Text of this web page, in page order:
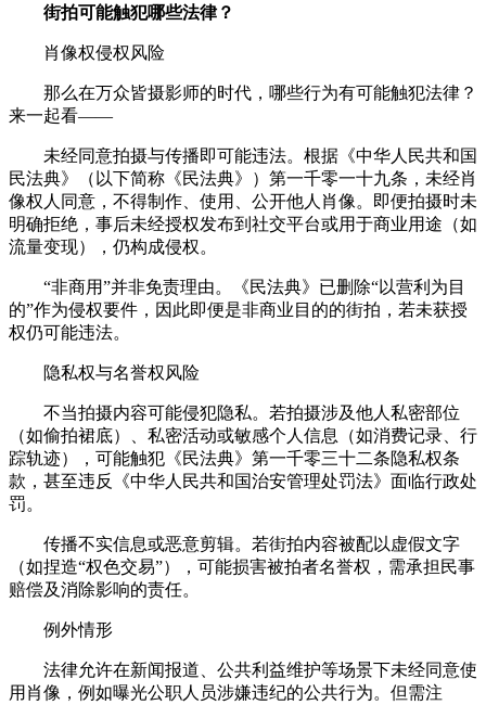
街拍可能触犯哪些法律？
肖像权侵权风险
那么在万众皆摄影师的时代，哪些行为有可能触犯法律？
来一起看——
未经同意拍摄与传播即可能违法。根据《中华人民共和国
民法典》（以下简称《民法典》）第一千零一十九条，未经肖
像权人同意，不得制作、使用、公开他人肖像。即便拍摄时未
明确拒绝，事后未经授权发布到社交平台或用于商业用途（如
流量变现），仍构成侵权。
“非商用”并非免责理由。《民法典》已删除“以营利为目
的”作为侵权要件，因此即便是非商业目的的街拍，若未获授
权仍可能违法。
隐私权与名誉权风险
不当拍摄内容可能侵犯隐私。若拍摄涉及他人私密部位
（如偷拍裙底）、私密活动或敏感个人信息（如消费记录、行
踪轨迹），可能触犯《民法典》第一千零三十二条隐私权条
款，甚至违反《中华人民共和国治安管理处罚法》面临行政处
罚。
传播不实信息或恶意剪辑。若街拍内容被配以虚假文字
（如捏造“权色交易”），可能损害被拍者名誉权，需承担民事
赔偿及消除影响的责任。
例外情形
法律允许在新闻报道、公共利益维护等场景下未经同意使
用肖像，例如曝光公职人员涉嫌违纪的公共行为。但需注